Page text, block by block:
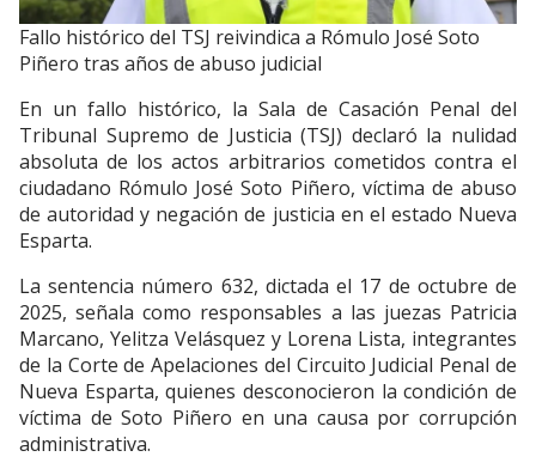
Fallo histórico del TSJ reivindica a Rómulo José Soto
Piñero tras años de abuso judicial
En un fallo histórico, la Sala de Casación Penal del
Tribunal Supremo de Justicia (TSJ) declaró la nulidad
absoluta de los actos arbitrarios cometidos contra el
ciudadano Rómulo José Soto Piñero, víctima de abuso
de autoridad y negación de justicia en el estado Nueva
Esparta.
La sentencia número 632, dictada el 17 de octubre de
2025, señala como responsables a las juezas Patricia
Marcano, Yelitza Velásquez y Lorena Lista, integrantes
de la Corte de Apelaciones del Circuito Judicial Penal de
Nueva Esparta, quienes desconocieron la condición de
víctima de Soto Piñero en una causa por corrupción
administrativa.